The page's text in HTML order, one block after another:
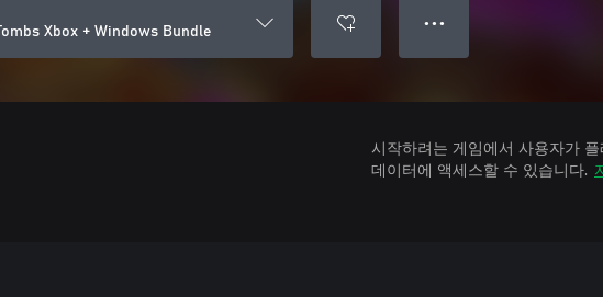
Xbox + Windows Bundle
● ● ●
시작하려는 게임에서 사용자가
데이터에 액세스할 수 있습니다.